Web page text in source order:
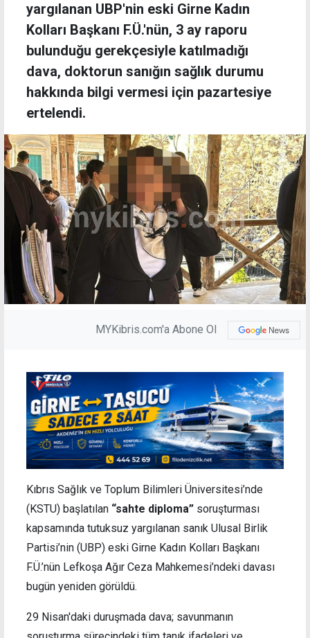
yargılanan UBP'nin eski Girne Kadın
Kolları Başkanı F.Ü.'nün, 3 ay raporu
bulunduğu gerekçesiyle katılmadığı
dava, doktorun sanığın sağlık durumu
hakkında bilgi vermesi için pazartesiye
ertelendi.
MYKibris.com'a Abone Ol
Kıbrıs Sağlık ve Toplum Bilimleri Üniversitesi’nde
(KSTU) başlatılan “sahte diploma” soruşturması
kapsamında tutuksuz yargılanan sanık Ulusal Birlik
Partisi’nin (UBP) eski Girne Kadın Kolları Başkanı
F.Ü.’nün Lefkoşa Ağır Ceza Mahkemesi’ndeki davası
bugün yeniden görüldü.
29 Nisan'daki duruşmada dava; savunmanın